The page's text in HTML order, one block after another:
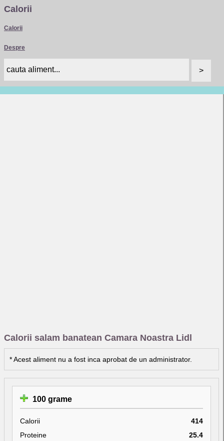
Calorii
Calorii
Despre
Calorii salam banatean Camara Noastra Lidl
* Acest aliment nu a fost inca aprobat de un administrator.
100 grame
Calorii
414
Proteine
25.4